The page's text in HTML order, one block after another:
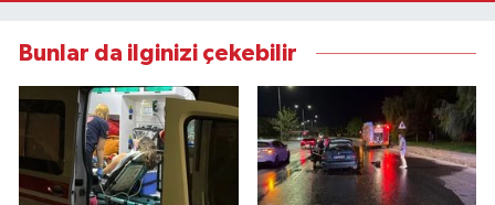
Bunlar da ilginizi çekebilir